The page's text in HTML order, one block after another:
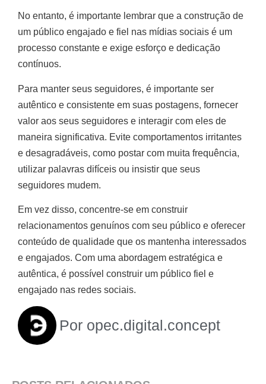
No entanto, é importante lembrar que a construção de
um público engajado e fiel nas mídias sociais é um
processo constante e exige esforço e dedicação
contínuos.
Para manter seus seguidores, é importante ser
autêntico e consistente em suas postagens, fornecer
valor aos seus seguidores e interagir com eles de
maneira significativa. Evite comportamentos irritantes
e desagradáveis, como postar com muita frequência,
utilizar palavras difíceis ou insistir que seus
seguidores mudem.
Em vez disso, concentre-se em construir
relacionamentos genuínos com seu público e oferecer
conteúdo de qualidade que os mantenha interessados
e engajados. Com uma abordagem estratégica e
autêntica, é possível construir um público fiel e
engajado nas redes sociais.
Por opec.digital.concept